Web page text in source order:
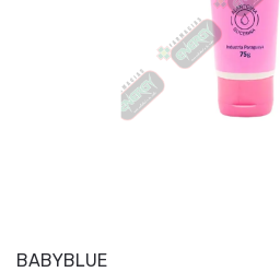
BABYBLUE